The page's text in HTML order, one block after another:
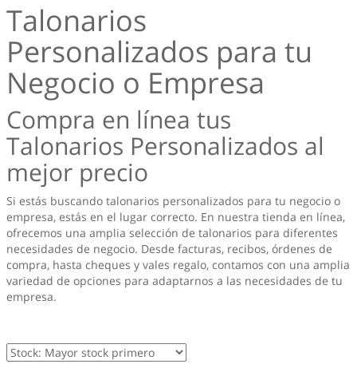
Talonarios
Personalizados para tu
Negocio o Empresa
Compra en línea tus
Talonarios Personalizados al
mejor precio
Si estás buscando talonarios personalizados para tu negocio o
empresa, estás en el lugar correcto. En nuestra tienda en línea,
ofrecemos una amplia selección de talonarios para diferentes
necesidades de negocio. Desde facturas, recibos, órdenes de
compra, hasta cheques y vales regalo, contamos con una amplia
variedad de opciones para adaptarnos a las necesidades de tu
empresa.